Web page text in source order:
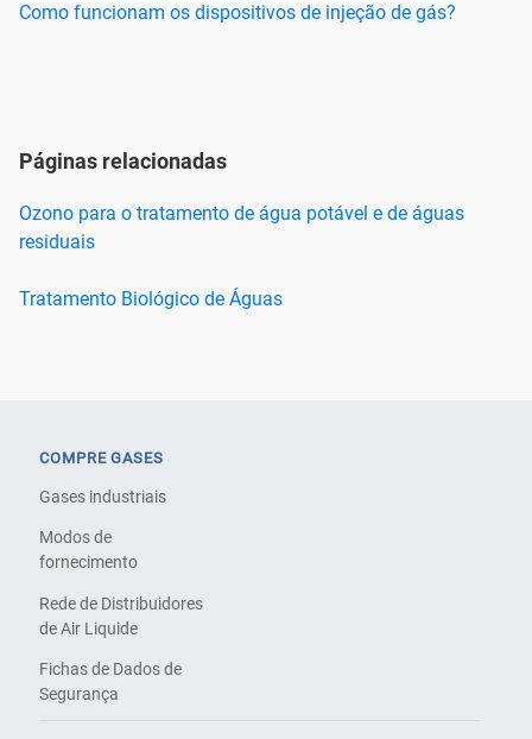
Como funcionam os dispositivos de injeção de gás?
Páginas relacionadas
Ozono para o tratamento de água potável e de águas
residuais
Tratamento Biológico de Águas
COMPRE GASES
Gases industriais
Modos de
fornecimento
Rede de Distribuidores
de Air Liquide
Fichas de Dados de
Segurança